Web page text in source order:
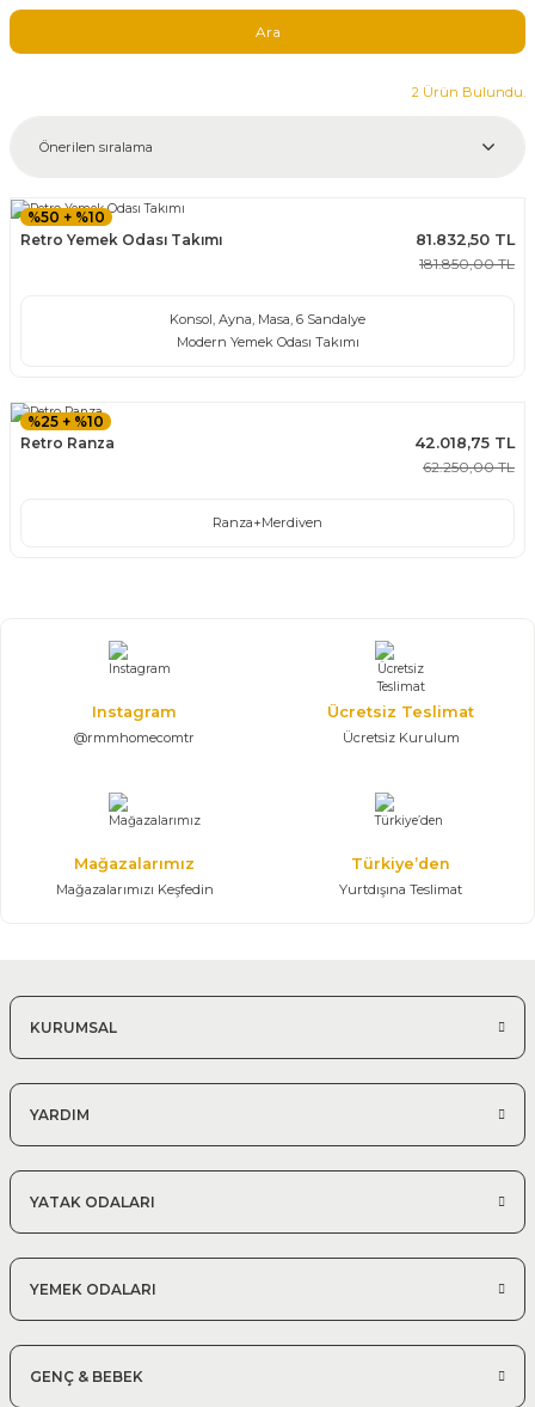
Ara
2 Ürün Bulundu.
%50 + %10
Retro Yemek Odası Takımı
81.832,50 TL
181.850,00 TL
Konsol, Ayna, Masa, 6 Sandalye
Modern Yemek Odası Takımı
%25 + %10
Retro Ranza
42.018,75 TL
62.250,00 TL
Ranza+Merdiven
Instagram
@rmmhomecomtr
Ücretsiz Teslimat
Ücretsiz Kurulum
Mağazalarımız
Mağazalarımızı Keşfedin
Türkiye’den
Yurtdışına Teslimat
KURUMSAL
YARDIM
YATAK ODALARI
YEMEK ODALARI
GENÇ & BEBEK
Takımları
Takımı